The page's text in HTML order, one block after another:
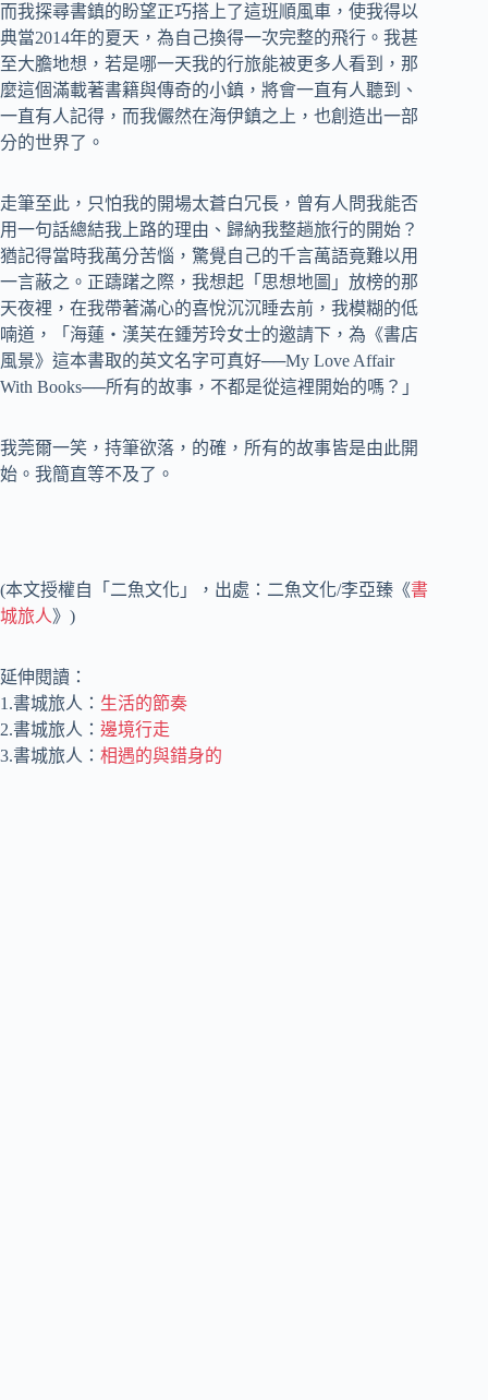
而我探尋書鎮的盼望正巧搭上了這班順風車，使我得以
典當2014年的夏天，為自己換得一次完整的飛行。我甚
至大膽地想，若是哪一天我的行旅能被更多人看到，那
麼這個滿載著書籍與傳奇的小鎮，將會一直有人聽到、
一直有人記得，而我儼然在海伊鎮之上，也創造出一部
分的世界了。
走筆至此，只怕我的開場太蒼白冗長，曾有人問我能否
用一句話總結我上路的理由、歸納我整趟旅行的開始？
猶記得當時我萬分苦惱，驚覺自己的千言萬語竟難以用
一言蔽之。正躊躇之際，我想起「思想地圖」放榜的那
天夜裡，在我帶著滿心的喜悅沉沉睡去前，我模糊的低
喃道，「海蓮‧漢芙在鍾芳玲女士的邀請下，為《書店
風景》這本書取的英文名字可真好──My Love Affair
With Books──所有的故事，不都是從這裡開始的嗎？」
我莞爾一笑，持筆欲落，的確，所有的故事皆是由此開
始。我簡直等不及了。
(本文授權自「二魚文化」，出處：二魚文化/李亞臻《書
城旅人》)
延伸閱讀：
1.書城旅人： 生活的節奏
2.書城旅人： 邊境行走
3.書城旅人： 相遇的與錯身的